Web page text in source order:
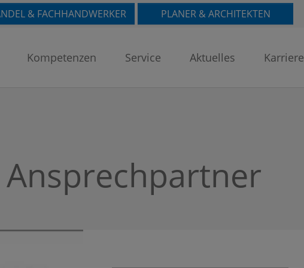
& FACHHANDWERKER PLANER & ARCHITEKTEN
Kompetenzen Service Aktuelles Karriere
Ansprechpartner